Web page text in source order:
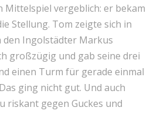
Mittelspiel vergeblich: er bekam
Stellung. Tom zeigte sich in
den Ingolstädter Markus
großzügig und gab seine drei
einen Turm für gerade einmal
ging nicht gut. Und auch
riskant gegen Guckes und